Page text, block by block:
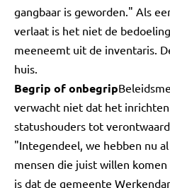
gangbaar is geworden." Als
verlaat is het niet de
meeneemt uit de inventaris.
huis.
Begrip of onbegrip
verwacht niet dat het
statushouders tot
"Integendeel, we hebben nu
mensen die juist willen
is dat de gemeente